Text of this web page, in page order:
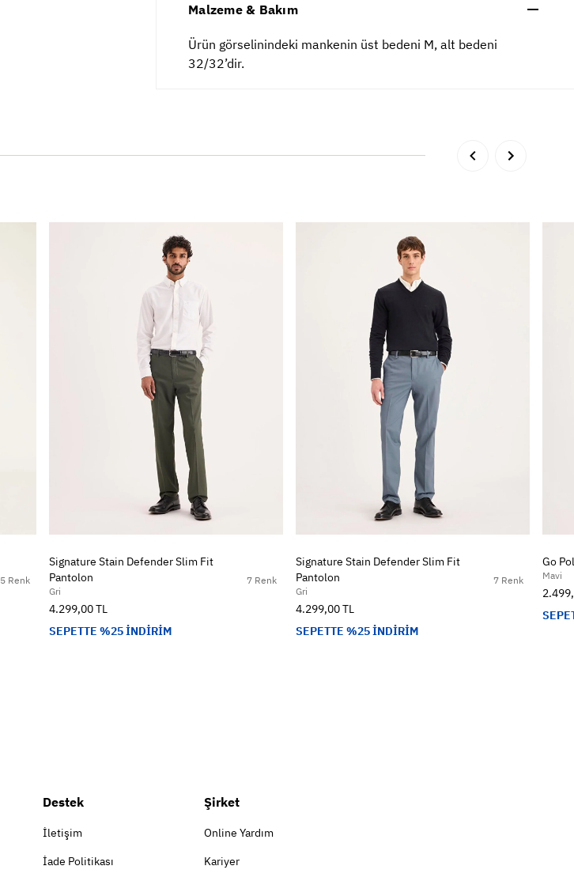
Malzeme & Bakım
Ürün görselinindeki mankenin üst bedeni M, alt bedeni
32/32’dir.
5 Renk 7 Renk
Signature Stain Defender Slim Fit
Pantolon
Gri
4.299,00 TL
SEPETTE %25 İNDİRİM
7 Renk
Signature Stain Defender Slim Fit
Pantolon
Gri
4.299,00 TL
SEPETTE %25 İNDİRİM
Go
Mavi
Destek
İletişim
İade Politikası
Şirket
Online Yardım
Kariyer